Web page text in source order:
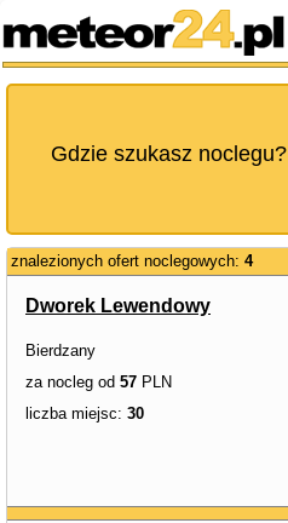
Gdzie szukasz noclegu?
znalezionych ofert noclegowych: 4
Dworek Lewendowy
Bierdzany
za nocleg od 57 PLN
liczba miejsc: 30